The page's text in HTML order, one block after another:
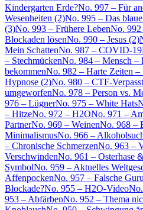
Kindergarten Erde?No. 997 – Für
Wesenheiten (2)No. 995 – Das
(3)No. 993 – Frühere LebenNo. 992
Blockaden lösenNo. 990 – Jesus (2)
Mein SchattenNo. 987 – COVID-19
– StechmückenNo. 984 – Mensch –
bekommenNo. 982 – Harte Zeiten –
Hypnose (2)No. 980 – CTF-
umgeworfenNo. 978 – Person vs.
976 – LügnerNo. 975 – White Hats
– HitzeNo. 972 – H2ONo. 971 –
PartnerNo. 969 – WeinenNo. 968 –
MinimalismusNo. 966 –
– Chronische SchmerzenNo. 963 –
VerschwindenNo. 961 – Osterhase
SymbolNo. 959 – Aktuelles
AffenpockenNo. 957 – Falsche
Blockade?No. 955 – H2O-Video
953 – AbfärbenNo. 952 – Thema